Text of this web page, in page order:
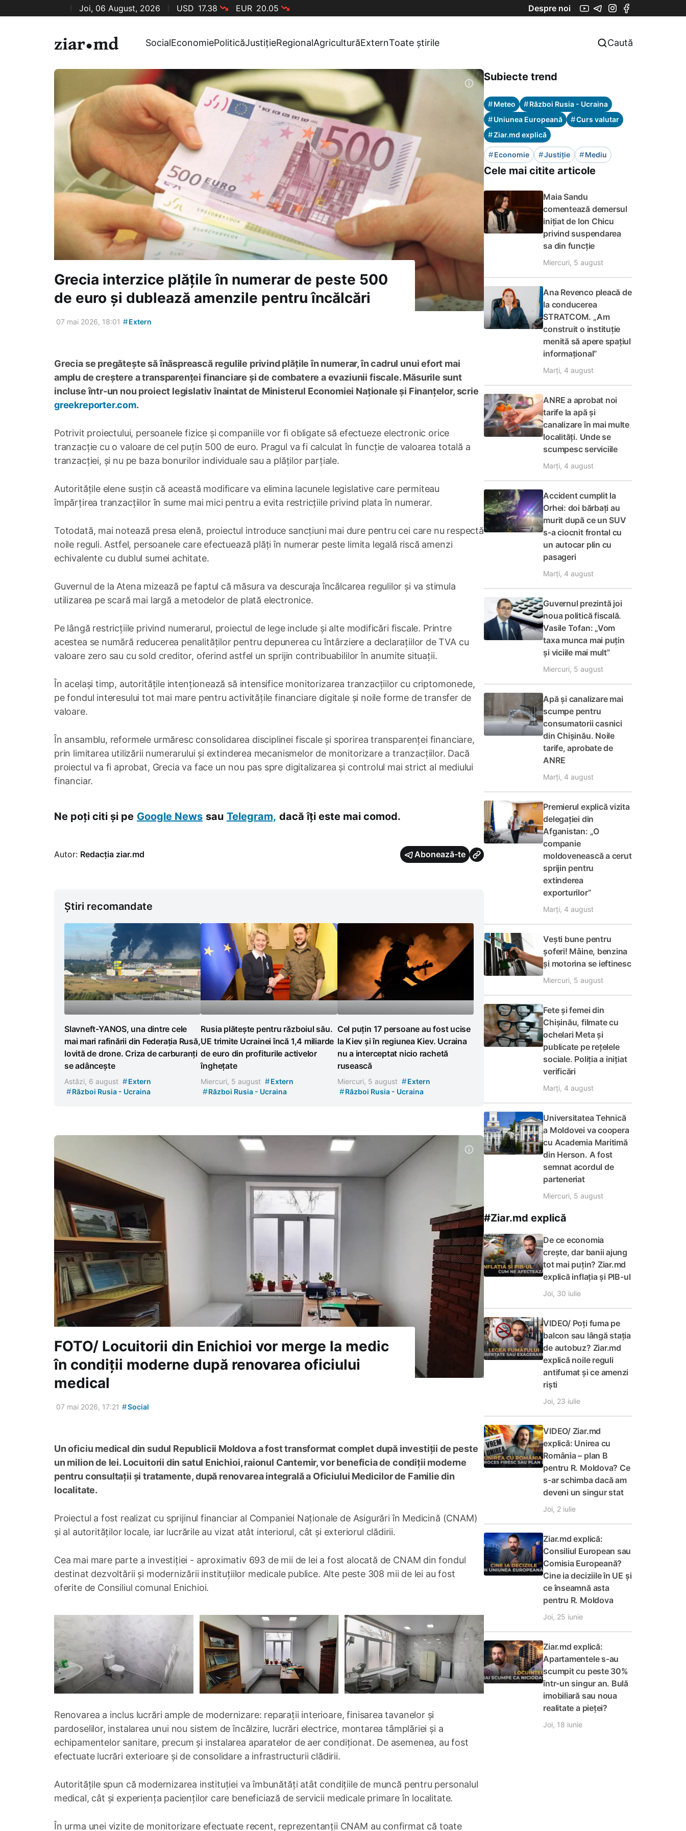
Joi, 06 August, 2026 USD 17.38 EUR 20.05 Despre noi
SocialEconomiePoliticăJustițieRegionalAgriculturăExternToate știrile Caută
Grecia interzice plățile în numerar de peste 500
de euro și dublează amenzile pentru încălcări
07 mai 2026, 18:01 #Extern
Grecia se pregătește să înăsprească regulile privind plățile în numerar, în cadrul unui efort mai
amplu de creștere a transparenței financiare și de combatere a evaziunii fiscale. Măsurile sunt
incluse într-un nou proiect legislativ înaintat de Ministerul Economiei Naționale și Finanțelor, scrie
greekreporter.com.
Potrivit proiectului, persoanele fizice și companiile vor fi obligate să efectueze electronic orice
tranzacție cu o valoare de cel puțin 500 de euro. Pragul va fi calculat în funcție de valoarea totală a
tranzacției, și nu pe baza bonurilor individuale sau a plăților parțiale.
Autoritățile elene susțin că această modificare va elimina lacunele legislative care permiteau
împărțirea tranzacțiilor în sume mai mici pentru a evita restricțiile privind plata în numerar.
Totodată, mai notează presa elenă, proiectul introduce sancțiuni mai dure pentru cei care nu respectă
noile reguli. Astfel, persoanele care efectuează plăți în numerar peste limita legală riscă amenzi
echivalente cu dublul sumei achitate.
Guvernul de la Atena mizează pe faptul că măsura va descuraja încălcarea regulilor și va stimula
utilizarea pe scară mai largă a metodelor de plată electronice.
Pe lângă restricțiile privind numerarul, proiectul de lege include și alte modificări fiscale. Printre
acestea se numără reducerea penalităților pentru depunerea cu întârziere a declarațiilor de TVA cu
valoare zero sau cu sold creditor, oferind astfel un sprijin contribuabililor în anumite situații.
În același timp, autoritățile intenționează să intensifice monitorizarea tranzacțiilor cu criptomonede,
pe fondul interesului tot mai mare pentru activitățile financiare digitale și noile forme de transfer de
valoare.
În ansamblu, reformele urmăresc consolidarea disciplinei fiscale și sporirea transparenței financiare,
prin limitarea utilizării numerarului și extinderea mecanismelor de monitorizare a tranzacțiilor. Dacă
proiectul va fi aprobat, Grecia va face un nou pas spre digitalizarea și controlul mai strict al mediului
financiar.
Ne poți citi și pe Google News sau Telegram, dacă îți este mai comod.
Autor: Redacția ziar.md Abonează-te
Știri recomandate
Slavneft-YANOS, una dintre cele
mai mari rafinării din Federația Rusă,
lovită de drone. Criza de carburanți
se adâncește
Astăzi, 6 august #Extern
#Război Rusia - Ucraina
Rusia plătește pentru războiul său.
UE trimite Ucrainei încă 1,4 miliarde
de euro din profiturile activelor
înghețate
Miercuri, 5 august #Extern
#Război Rusia - Ucraina
Cel puțin 17 persoane au fost ucise
la Kiev și în regiunea Kiev. Ucraina
nu a interceptat nicio rachetă
rusească
Miercuri, 5 august #Extern
#Război Rusia - Ucraina
FOTO/ Locuitorii din Enichioi vor merge la medic
în condiții moderne după renovarea oficiului
medical
07 mai 2026, 17:21 #Social
Un oficiu medical din sudul Republicii Moldova a fost transformat complet după investiții de peste
un milion de lei. Locuitorii din satul Enichioi, raionul Cantemir, vor beneficia de condiții moderne
pentru consultații și tratamente, după renovarea integrală a Oficiului Medicilor de Familie din
localitate.
Proiectul a fost realizat cu sprijinul financiar al Companiei Naționale de Asigurări în Medicină (CNAM)
și al autorităților locale, iar lucrările au vizat atât interiorul, cât și exteriorul clădirii.
Cea mai mare parte a investiției - aproximativ 693 de mii de lei a fost alocată de CNAM din fondul
destinat dezvoltării și modernizării instituțiilor medicale publice. Alte peste 308 mii de lei au fost
oferite de Consiliul comunal Enichioi.
Renovarea a inclus lucrări ample de modernizare: reparații interioare, finisarea tavanelor și
pardoselilor, instalarea unui nou sistem de încălzire, lucrări electrice, montarea tâmplăriei și a
echipamentelor sanitare, precum și instalarea aparatelor de aer condiționat. De asemenea, au fost
efectuate lucrări exterioare și de consolidare a infrastructurii clădirii.
Autoritățile spun că modernizarea instituției va îmbunătăți atât condițiile de muncă pentru personalul
medical, cât și experiența pacienților care beneficiază de servicii medicale primare în localitate.
În urma unei vizite de monitorizare efectuate recent, reprezentanții CNAM au confirmat că toate
Subiecte trend
#Meteo #Război Rusia - Ucraina
#Uniunea Europeană #Curs valutar
#Ziar.md explică
#Economie #Justiție #Mediu
Cele mai citite articole
Maia Sandu
comentează demersul
inițiat de Ion Chicu
privind suspendarea
sa din funcție
Miercuri, 5 august
Ana Revenco pleacă de
la conducerea
STRATCOM. „Am
construit o instituție
menită să apere spațiul
informațional”
Marți, 4 august
ANRE a aprobat noi
tarife la apă și
canalizare în mai multe
localități. Unde se
scumpesc serviciile
Marți, 4 august
Accident cumplit la
Orhei: doi bărbați au
murit după ce un SUV
s-a ciocnit frontal cu
un autocar plin cu
pasageri
Marți, 4 august
Guvernul prezintă joi
noua politică fiscală.
Vasile Tofan: „Vom
taxa munca mai puțin
și viciile mai mult”
Miercuri, 5 august
Apă și canalizare mai
scumpe pentru
consumatorii casnici
din Chișinău. Noile
tarife, aprobate de
ANRE
Marți, 4 august
Premierul explică vizita
delegației din
Afganistan: „O
companie
moldovenească a cerut
sprijin pentru
extinderea
exporturilor”
Marți, 4 august
Vești bune pentru
șoferi! Mâine, benzina
și motorina se ieftinesc
Miercuri, 5 august
Fete și femei din
Chișinău, filmate cu
ochelari Meta și
publicate pe rețelele
sociale. Poliția a inițiat
verificări
Marți, 4 august
Universitatea Tehnică
a Moldovei va coopera
cu Academia Maritimă
din Herson. A fost
semnat acordul de
parteneriat
Miercuri, 5 august
#Ziar.md explică
De ce economia
crește, dar banii ajung
tot mai puțin? Ziar.md
explică inflația și PIB-ul
Joi, 30 iulie
VIDEO/ Poți fuma pe
balcon sau lângă stația
de autobuz? Ziar.md
explică noile reguli
antifumat și ce amenzi
riști
Joi, 23 iulie
VIDEO/ Ziar.md
explică: Unirea cu
România – plan B
pentru R. Moldova? Ce
s-ar schimba dacă am
deveni un singur stat
Joi, 2 iulie
Ziar.md explică:
Consiliul European sau
Comisia Europeană?
Cine ia deciziile în UE și
ce înseamnă asta
pentru R. Moldova
Joi, 25 iunie
Ziar.md explică:
Apartamentele s-au
scumpit cu peste 30%
într-un singur an. Bulă
imobiliară sau noua
realitate a pieței?
Joi, 18 iunie